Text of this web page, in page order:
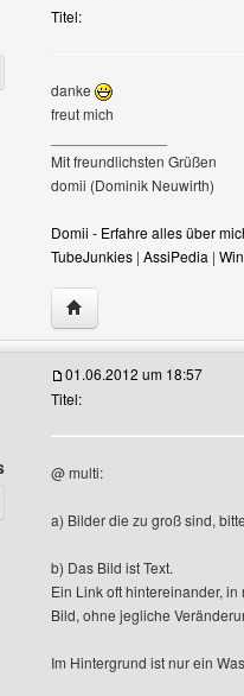
Profile anzeigen
Titel:
danke
freut mich
Mit freundlichsten Grüßen
domii (Dominik Neuwirth)
Domii - Erfahre alles über
TubeJunkies | AssiPedia |
Website dieses
Benutzer-Profile anzeigen
01.06.2012 um 18:57
Titel:
@ multi:
a) Bilder die zu groß sind,
b) Das Bild ist Text.
Ein Link oft hintereinander,
Bild, ohne jegliche
Im Hintergrund ist nur ein